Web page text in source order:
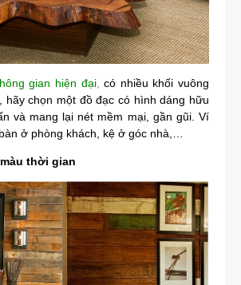
gian hiện đại,có nhiều khối vuông
hãy chọn một đồ đạc có hình dáng hữu
và mang lại nét mềm mại, gần gũi. Ví
ở phòng khách, kệ ở góc nhà,…
thời gian